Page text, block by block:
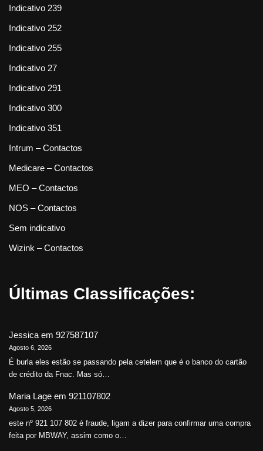
Indicativo 239
Indicativo 252
Indicativo 255
Indicativo 27
Indicativo 291
Indicativo 300
Indicativo 351
Intrum – Contactos
Medicare – Contactos
MEO – Contactos
NOS – Contactos
Sem indicativo
Wizink – Contactos
Últimas Classificações:
Jessicaem 927587107
Agosto 6, 2026
É burla eles estão se passando pela cetelem que é o banco do cartão
de crédito da Fnac. Mas só…
Maria Lage em 921107802
Agosto 5, 2026
este nº 921 107 802 é fraude, ligam a dizer para confirmar uma compra
feita por MBWAY, assim como o…